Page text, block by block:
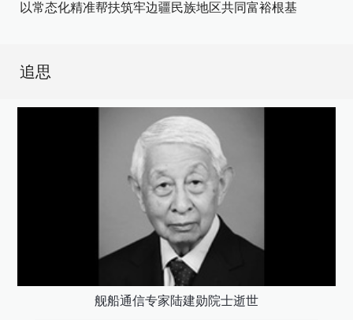
以常态化精准帮扶筑牢边疆民族地区共同富裕根基
追思
舰船通信专家陆建勋院士逝世